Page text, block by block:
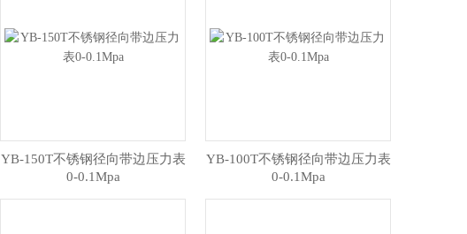
YB-150T不锈钢径向带边压力表
0-0.1Mpa
YB-100T不锈钢径向带边压力表
0-0.1Mpa